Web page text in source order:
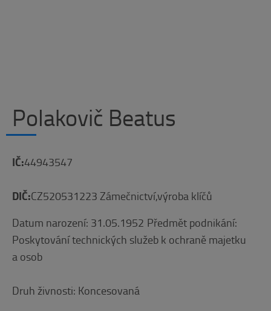
Polakovič Beatus
IČ:44943547
DIČ:CZ520531223 Zámečnictví,výroba klíčů
Datum narození: 31.05.1952 Předmět podnikání:
Poskytování technických služeb k ochraně majetku
a osob
Druh živnosti: Koncesovaná